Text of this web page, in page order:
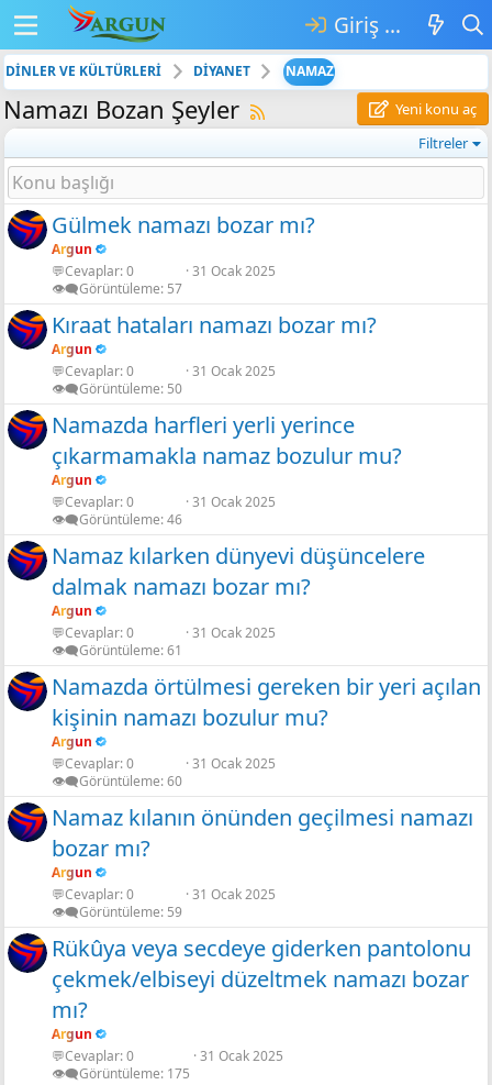
Giriş yap
DİNLER VE KÜLTÜRLERİ DİYANET NAMAZ
Namazı Bozan Şeyler
Yeni konu aç
Filtreler
Gülmek namazı bozar mı?
Argun
💬Cevaplar 0
👁️‍🗨️Görüntüleme 57
31 Ocak 2025
Kıraat hataları namazı bozar mı?
Argun
💬Cevaplar 0
👁️‍🗨️Görüntüleme 50
31 Ocak 2025
Namazda harfleri yerli yerince
çıkarmamakla namaz bozulur mu?
Argun
💬Cevaplar 0
👁️‍🗨️Görüntüleme 46
31 Ocak 2025
Namaz kılarken dünyevi düşüncelere
dalmak namazı bozar mı?
Argun
💬Cevaplar 0
👁️‍🗨️Görüntüleme 61
31 Ocak 2025
Namazda örtülmesi gereken bir yeri açılan
kişinin namazı bozulur mu?
Argun
💬Cevaplar 0
👁️‍🗨️Görüntüleme 60
31 Ocak 2025
Namaz kılanın önünden geçilmesi namazı
bozar mı?
Argun
💬Cevaplar 0
👁️‍🗨️Görüntüleme 59
31 Ocak 2025
Rükûya veya secdeye giderken pantolonu
çekmek/elbiseyi düzeltmek namazı bozar
mı?
Argun
💬Cevaplar 0
👁️‍🗨️Görüntüleme 175
31 Ocak 2025